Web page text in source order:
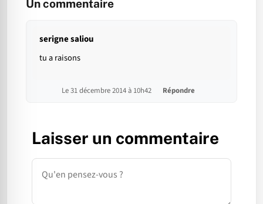
Un commentaire
serigne saliou
tu a raisons
Le 31 décembre 2014 à 10h42 Répondre
Laisser un commentaire
Commentaire